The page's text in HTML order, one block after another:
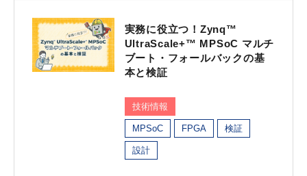
実務に役立つ！Zynq™
UltraScale+™ MPSoC マルチ
ブート・フォールバックの基
本と検証
技術情報
MPSoC FPGA 検証
設計